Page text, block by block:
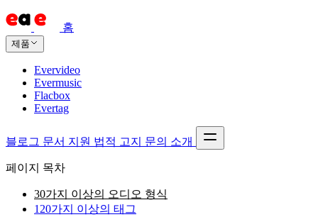
홈
제품
Evervideo
Evermusic
Flacbox
Evertag
블로그 문서 지원 법적 고지 문의 소개
페이지 목차
30가지 이상의 오디오 형식
120가지 이상의 태그